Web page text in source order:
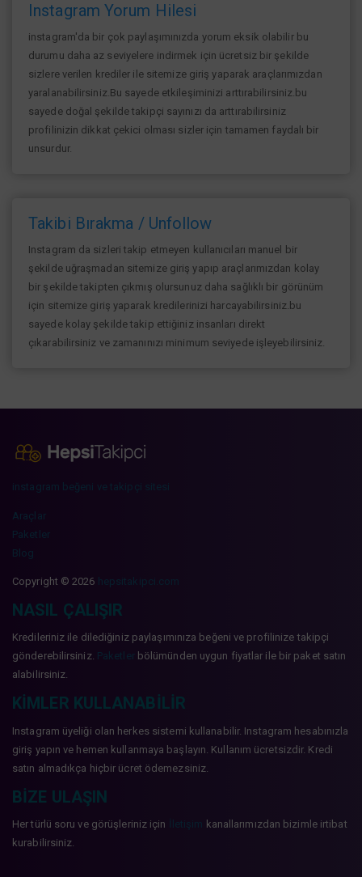
Instagram Yorum Hilesi
instagram'da bir çok paylaşımınızda yorum eksik olabilir bu
durumu daha az seviyelere indirmek için ücretsiz bir şekilde
sizlere verilen krediler ile sitemize giriş yaparak araçlarımızdan
yaralanabilirsiniz.Bu sayede etkileşiminizi arttırabilirsiniz.bu
sayede doğal şekilde takipçi sayınızı da arttırabilirsiniz
profilinizin dikkat çekici olması sizler için tamamen faydalı bir
unsurdur.
Takibi Bırakma / Unfollow
Instagram da sizleri takip etmeyen kullanıcıları manuel bir
şekilde uğraşmadan sitemize giriş yapıp araçlarımızdan kolay
bir şekilde takipten çıkmış olursunuz daha sağlıklı bir görünüm
için sitemize giriş yaparak kredilerinizi harcayabilirsiniz.bu
sayede kolay şekilde takip ettiğiniz insanları direkt
çıkarabilirsiniz ve zamanınızı minimum seviyede işleyebilirsiniz.
instagram beğeni ve takipçi sitesi
Araçlar
Paketler
Blog
Copyright © 2026 hepsitakipci.com
NASIL ÇALIŞIR
Kredileriniz ile dilediğiniz paylaşımınıza beğeni ve profilinize takipçi
gönderebilirsiniz. Paketler bölümünden uygun fiyatlar ile bir paket satın
alabilirsiniz.
KIMLER KULLANABILIR
Instagram üyeliği olan herkes sistemi kullanabilir. Instagram hesabınızla
giriş yapın ve hemen kullanmaya başlayın. Kullanım ücretsizdir. Kredi
satın almadıkça hiçbir ücret ödemezsiniz.
BIZE ULAŞIN
Her türlü soru ve görüşleriniz için
kanallarımızdan bizimle irtibat
kurabilirsiniz.